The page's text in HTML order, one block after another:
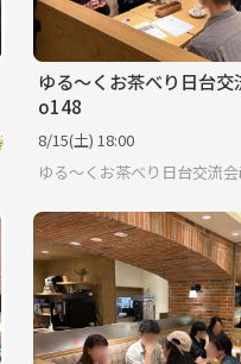
ゆる〜くお茶べり日台交
o148
8/15(土) 18:00
ゆる〜くお茶べり日台交流